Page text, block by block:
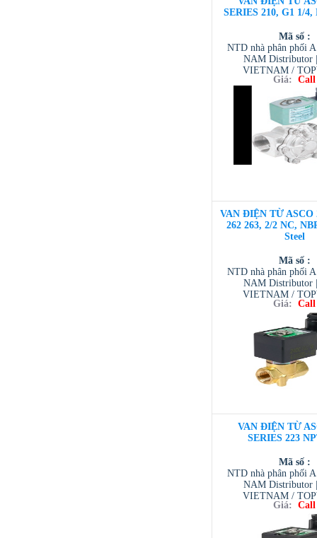
SERIES 210, G1 1/
Mã số :
NTD nhà phân phối
NAM Distributor
VIETNAM /
VIETNAM /
/ TESCOM
Giá: Call
VAN ĐIỆN TỪ ASCO
262 263, 2/2 NC,
Steel
Mã số :
NTD nhà phân phối
NAM Distributor
VIETNAM /
VIETNAM /
/ TESCOM
Giá: Call
VAN ĐIỆN TỪ
SERIES 223
Mã số :
NTD nhà phân phối
NAM Distributor
VIETNAM /
VIETNAM /
/ TESCOM
Giá: Call